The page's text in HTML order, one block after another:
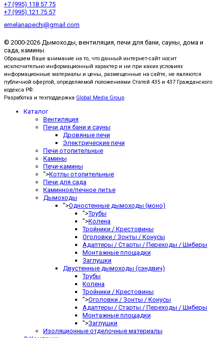
+7 (995) 118 57 75
+7 (995) 121 75 57
emelanapechi@gmail.com
© 2000-2026 Дымоходы, вентиляция, печи для бани, сауны, дома и
сада, камины.
Обращаем Ваше внимание на то, что данный интернет-сайт носит
исключительно информационный характер и ни при каких условиях
информационные материалы и цены, размещенные на сайте, не являются
публичной офертой, определяемой положениями Статей 435 и 437 Гражданского
кодекса РФ.
Разработка и техподдержка Global Media Group
Каталог
Вентиляция
Печи для бани и сауны
Дровяные печи
Электрические печи
Печи отопительные
Камины
Печи-камины
">Котлы отопительные
Печи для сада
Каминное/печное литье
Дымоходы
">Одностенные дымоходы (моно)
">Трубы
">Колена
Тройники / Крестовины
Оголовки / Зонты / Конусы
Адаптеры / Старты / Переходы / Шиберы
Монтажные площадки
Заглушки
Двустенные дымоходы (сэндвич)
Трубы
Колена
Тройники / Крестовины
">Оголовки / Зонты / Конусы
Адаптеры / Старты / Переходы / Шиберы
Монтажные площадки
">Заглушки
Изоляционные отделочные материалы